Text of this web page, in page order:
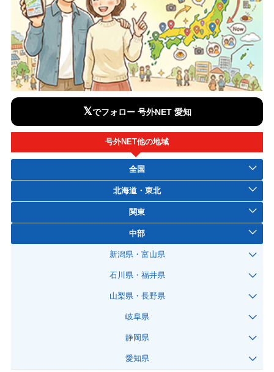
𝕏でフォロー 号外NET 愛知
号外NET他の地域
全国
北海道・東北
関東
中部
新潟県・富山県
石川県・福井県
山梨県・長野県
岐阜県
静岡県
愛知県